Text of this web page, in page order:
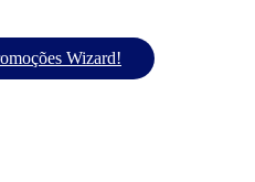
Wizard!